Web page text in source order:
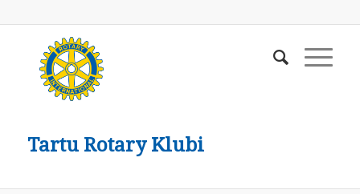
Tartu Rotary Klubi